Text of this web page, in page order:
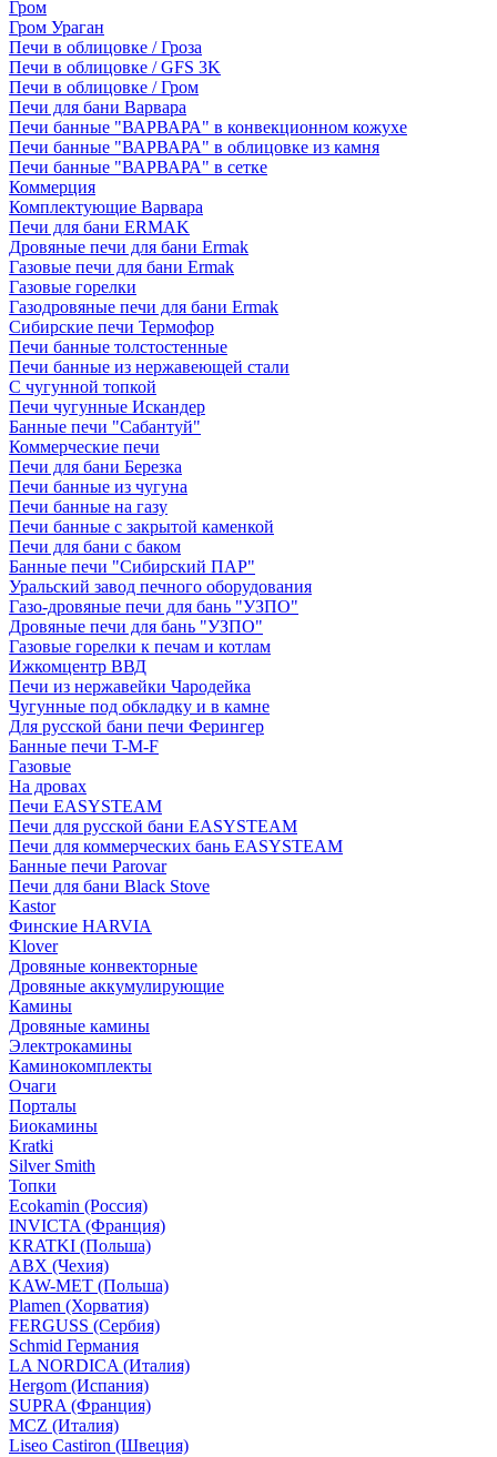
Гром
Гром Ураган
Печи в облицовке / Гроза
Печи в облицовке / GFS 3K
Печи в облицовке / Гром
Печи для бани Варвара
Печи банные "ВАРВАРА" в конвекционном кожухе
Печи банные "ВАРВАРА" в облицовке из камня
Печи банные "ВАРВАРА" в сетке
Коммерция
Комплектующие Варвара
Печи для бани ERMAK
Дровяные печи для бани Ermak
Газовые печи для бани Ermak
Газовые горелки
Газодровяные печи для бани Ermak
Сибирские печи Термофор
Печи банные толстостенные
Печи банные из нержавеющей стали
С чугунной топкой
Печи чугунные Искандер
Банные печи "Сабантуй"
Коммерческие печи
Печи для бани Березка
Печи банные из чугуна
Печи банные на газу
Печи банные с закрытой каменкой
Печи для бани с баком
Банные печи "Сибирский ПАР"
Уральский завод печного оборудования
Газо-дровяные печи для бань "УЗПО"
Дровяные печи для бань "УЗПО"
Газовые горелки к печам и котлам
Ижкомцентр ВВД
Печи из нержавейки Чародейка
Чугунные под обкладку и в камне
Для русской бани печи Ферингер
Банные печи T-M-F
Газовые
На дровах
Печи EASYSTEAM
Печи для русской бани EASYSTEAM
Печи для коммерческих бань EASYSTEAM
Банные печи Parovar
Печи для бани Black Stove
Kastor
Финские HARVIA
Klover
Дровяные конвекторные
Дровяные аккумулирующие
Камины
Дровяные камины
Электрокамины
Каминокомплекты
Очаги
Порталы
Биокамины
Kratki
Silver Smith
Топки
Ecokamin (Россия)
INVICTA (Франция)
KRATKI (Польша)
ABX (Чехия)
KAW-MET (Польша)
Plamen (Хорватия)
FERGUSS (Сербия)
Schmid Германия
LA NORDICA (Италия)
Hergom (Испания)
SUPRA (Франция)
MCZ (Италия)
Liseo Castiron (Швеция)